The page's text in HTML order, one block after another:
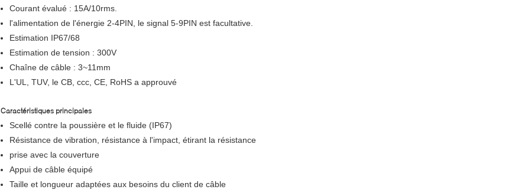
Courant évalué : 15A/10rms.
l'alimentation de l'énergie 2-4PIN, le signal 5-9PIN est facultative.
Estimation IP67/68
Estimation de tension : 300V
Chaîne de câble : 3~11mm
L'UL, TUV, le CB, ccc, CE, RoHS a approuvé
Caractéristiques principales
Scellé contre la poussière et le fluide (IP67)
Résistance de vibration, résistance à l'impact, étirant la résistance
prise avec la couverture
Appui de câble équipé
Taille et longueur adaptées aux besoins du client de câble